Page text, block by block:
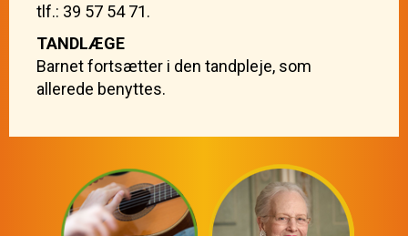
tlf.: 39 57 54 71.
TANDLÆGE
Barnet fortsætter i den tandpleje, som
allerede benyttes.